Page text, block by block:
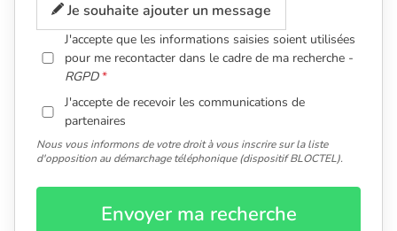
Je souhaite ajouter un message
J'accepte que les informations saisies soient utilisées
pour me recontacter dans le cadre de ma recherche -
RGPD
J'accepte de recevoir les communications de
partenaires
Nous vous informons de votre droit à vous inscrire sur la liste
d'opposition au démarchage téléphonique (dispositif BLOCTEL).
Envoyer ma recherche